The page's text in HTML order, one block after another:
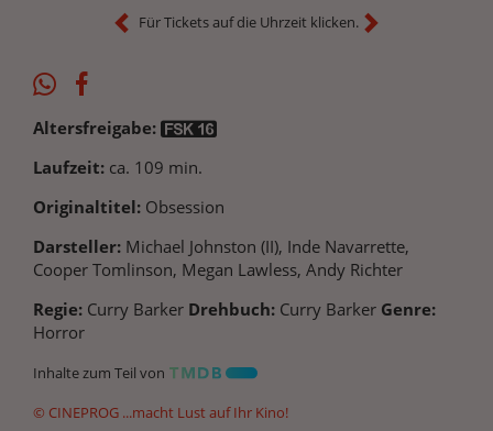
Für Tickets auf die Uhrzeit klicken.
Altersfreigabe:
Laufzeit: ca. 109 min.
Originaltitel: Obsession
Darsteller: Michael Johnston (II), Inde Navarrette,
Cooper Tomlinson, Megan Lawless, Andy Richter
Regie: Curry Barker Drehbuch: Curry Barker Genre:
Horror
Inhalte zum Teil von
© CINEPROG ...macht Lust auf Ihr Kino!